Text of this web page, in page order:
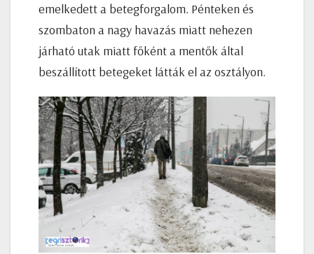
emelkedett a betegforgalom. Pénteken és
szombaton a nagy havazás miatt nehezen
járható utak miatt főként a mentők által
beszállított betegeket látták el az osztályon.